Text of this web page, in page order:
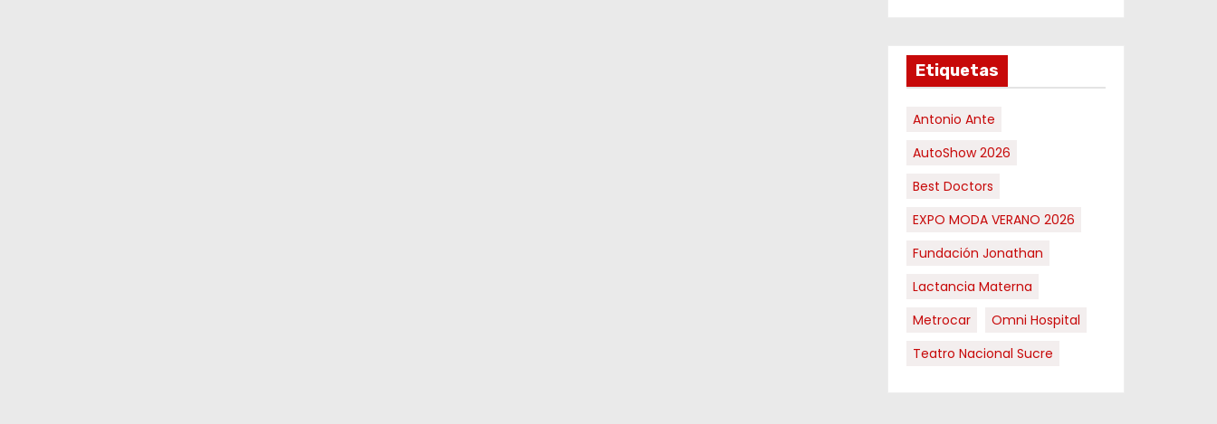
Etiquetas
Antonio Ante
AutoShow 2026
Best Doctors
EXPO MODA VERANO 2026
Fundación Jonathan
Lactancia Materna
Metrocar
Omni Hospital
Teatro Nacional Sucre